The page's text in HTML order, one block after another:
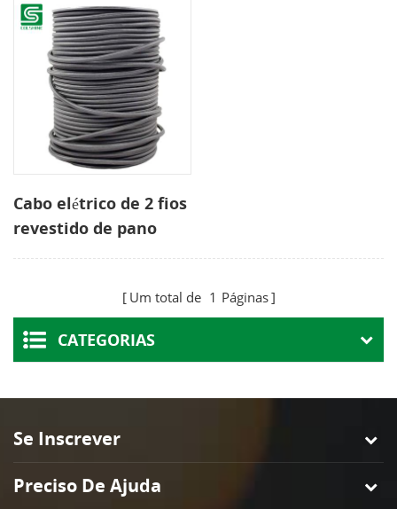
trançado
Cabo elétrico de 2 fios
revestido de pano
redondo
Um total de 1 Páginas
CATEGORIAS
Se Inscrever
Preciso De Ajuda